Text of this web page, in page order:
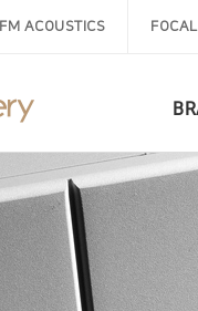
FM ACOUSTICS FOCAL